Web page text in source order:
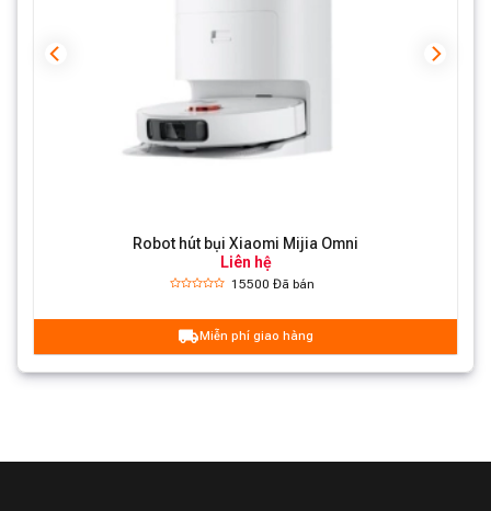
Bức tường, góc: lau sạch vết bẩn rộng tối thiểu 2mm.
Tự động cắt và hút tóc rối
Robot hút bụi Xiaomi Mijia Omni
Liên hệ
15500Đã bán
Miễn phí giao hàng